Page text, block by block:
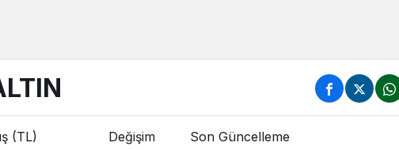
(TL) Değişim Son Güncelleme